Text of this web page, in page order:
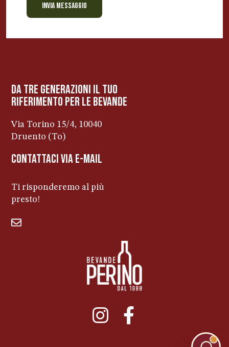
INVIA MESSAGGIO
da tre generazioni il tuo
riferimento per le bevanDe
Via Torino 15/4, 10040
Druento (To)
contattaci via e-mail
Ti risponderemo al più
presto!
011ENTERPRISE.COM